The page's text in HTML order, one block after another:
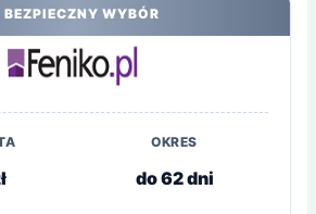
BEZPIECZNY WYBÓR
OKRES
do 62 dni